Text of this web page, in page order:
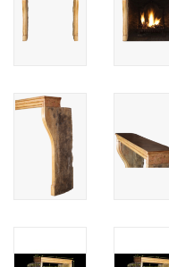
Login